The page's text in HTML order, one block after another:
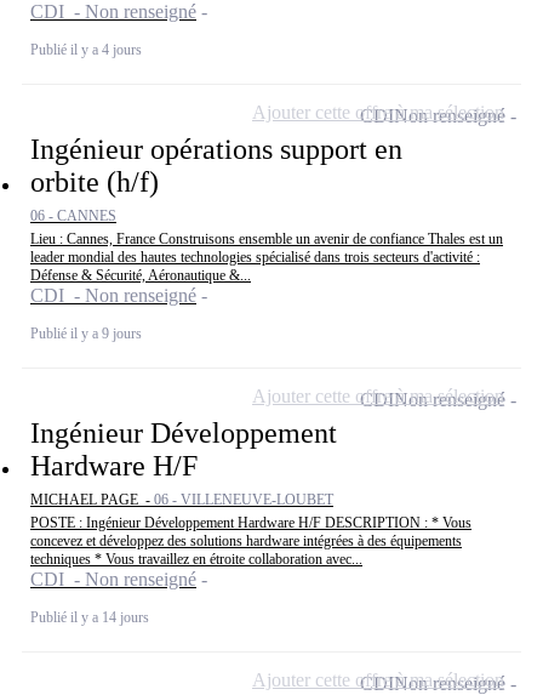
CDI - Non renseigné
Publié il y a 4 jours
Ingénieur opérations support en
orbite (h/f)
06 - CANNES
Lieu : Cannes, France Construisons ensemble un avenir de confiance Thales est un
leader mondial des hautes technologies spécialisé dans trois secteurs d'activité :
Défense & Sécurité, Aéronautique &...
CDI - Non renseigné
Publié il y a 9 jours
CDINon renseigné
Ajouter cette offre à ma sélection
Ingénieur Développement
Hardware H/F
MICHAEL PAGE - 06 - VILLENEUVE-LOUBET
POSTE : Ingénieur Développement Hardware H/F DESCRIPTION : * Vous
concevez et développez des solutions hardware intégrées à des équipements
techniques * Vous travaillez en étroite collaboration avec...
CDI - Non renseigné
Publié il y a 14 jours
CDINon renseigné
Ajouter cette offre à ma sélection
CDINon renseigné
Ajouter cette offre à ma sélection